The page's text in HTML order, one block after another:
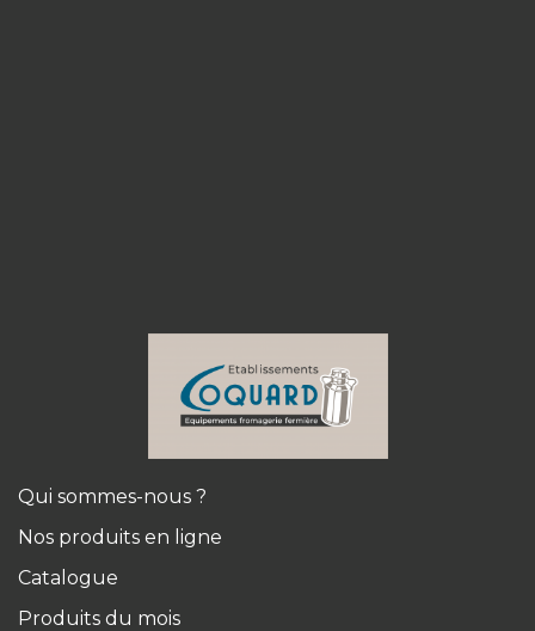
Qui sommes-nous ?
Nos produits en ligne
Catalogue
Produits du mois